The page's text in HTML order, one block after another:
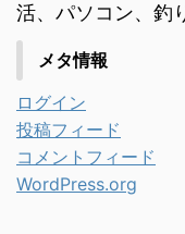
活、パソコン、釣
メタ情報
ログイン
投稿フィード
コメントフィード
WordPress.org